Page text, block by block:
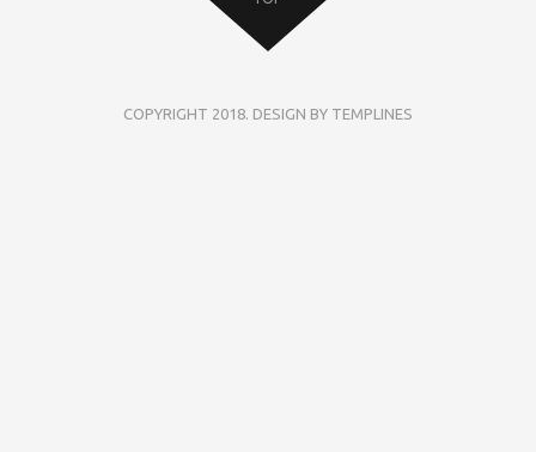
COPYRIGHT 2018. DESIGN BY TEMPLINES